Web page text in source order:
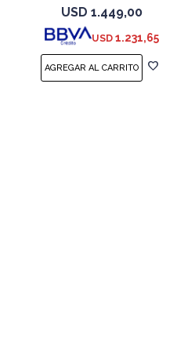
Purple
USD 1.449,00
USD 1.231,65